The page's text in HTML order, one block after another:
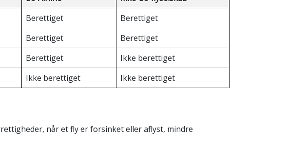
Berettiget
Berettiget
Berettiget
Berettiget
Berettiget
Ikke berettiget
Ikke berettiget Ikke berettiget
når et fly er forsinket eller aflyst, mindre